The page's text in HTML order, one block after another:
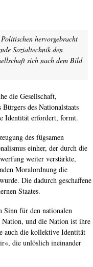
hervorgebracht
Sozialtechnik den
sich nach dem Bild
die Gesellschaft,
des Nationalstaats
Identität erfordert, formt.
des fügsamen
einher, der durch die
weiter verstärkte,
Moralordnung die
Die dadurch geschaffene
Staates.
Sinn für den nationalen
und die Nation ist ihre
auch die kollektive Identität
die unlöslich ineinander